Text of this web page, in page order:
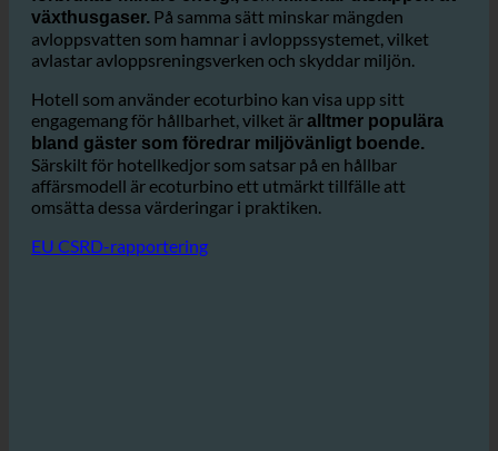
AvGenom att minska varmvattenanvändningen
förbrukas mindre energi, somminskar utsläppen av
växthusgaser.På samma sätt minskar mängden
avloppsvatten som hamnar i avloppssystemet, vilket
avlastar avloppsreningsverken och skyddar miljön.
Hotell som använder ecoturbino kan visa upp sitt
engagemang för hållbarhet, vilket äralltmer populära
bland gäster som föredrar miljövänligt boende.
Särskilt för hotellkedjor som satsar på en hållbar
affärsmodell är ecoturbino ett utmärkt tillfälle att
omsätta dessa värderingar i praktiken.